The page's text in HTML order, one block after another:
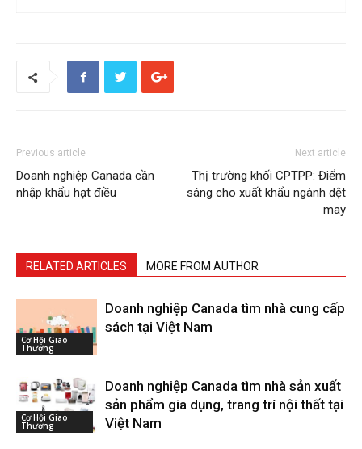
Previous article
Doanh nghiệp Canada cần
nhập khẩu hạt điều
Next article
Thị trường khối CPTPP: Điểm
sáng cho xuất khẩu ngành dệt
may
RELATED ARTICLES MORE FROM AUTHOR
Cơ Hội Giao
Thương
Doanh nghiệp Canada tìm nhà cung cấp
sách tại Việt Nam
Cơ Hội Giao
Thương
Doanh nghiệp Canada tìm nhà sản xuất
sản phẩm gia dụng, trang trí nội thất tại
Việt Nam